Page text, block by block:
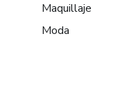
Maquillaje
Moda